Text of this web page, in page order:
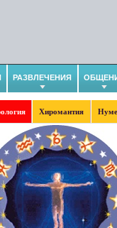
РАЗВЛЕЧЕНИЯ
Хиромантия